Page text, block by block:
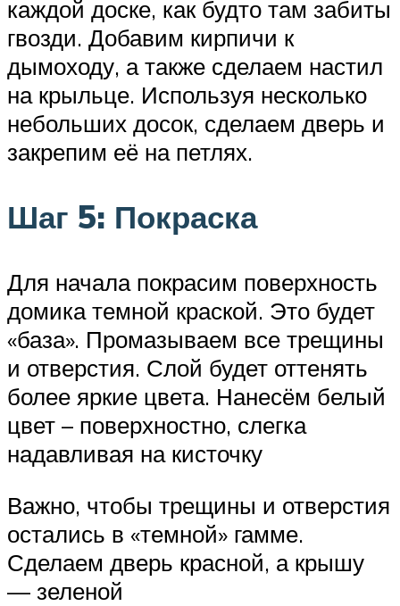
каждой доске, как будто там забиты
гвозди. Добавим кирпичи к
дымоходу, а также сделаем настил
на крыльце. Используя несколько
небольших досок, сделаем дверь и
закрепим её на петлях.
Шаг 5: Покраска
Для начала покрасим поверхность
домика темной краской. Это будет
«база». Промазываем все трещины
и отверстия. Слой будет оттенять
более яркие цвета. Нанесём белый
цвет – поверхностно, слегка
надавливая на кисточку
Важно, чтобы трещины и отверстия
остались в «темной» гамме.
Сделаем дверь красной, а крышу
— зеленой